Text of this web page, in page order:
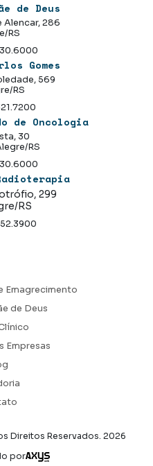
de Deus
Alencar, 286
RS
Gomes
569
RS
de Oncologia
30
RS
299
RS
Emagrecimento
de Deus
Empresas
Direitos Reservados. 2026
por